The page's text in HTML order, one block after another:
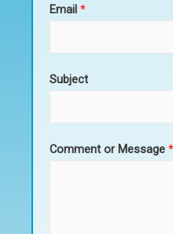
Email *
Subject
Comment or Message *